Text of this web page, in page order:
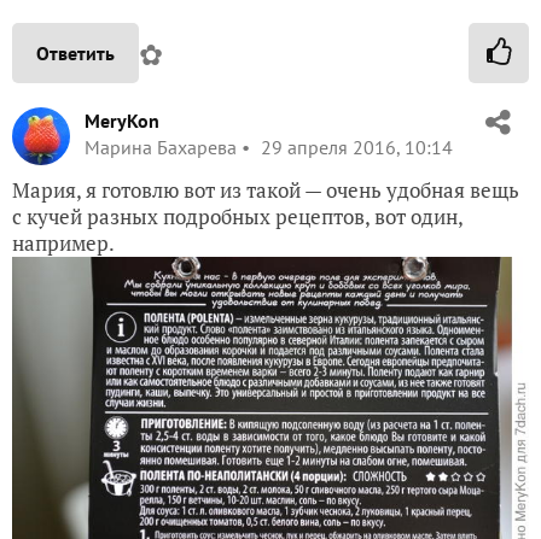
Ответить ✿
MeryKon
Марина Бахарева
29 апреля 2016, 10:14
Мария, я готовлю вот из такой — очень удобная вещь
с кучей разных подробных рецептов, вот один,
например.